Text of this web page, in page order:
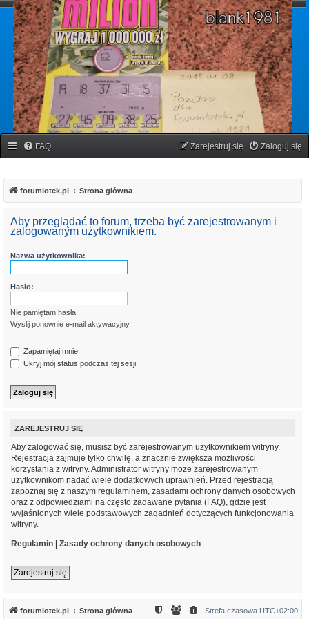
forumlotek.pl
Forum gier liczbowych
FAQ Zaloguj się
Zarejestruj się
forumlotek.pl Strona główna
Aby przeglądać to forum, trzeba być zarejestrowanym i
zalogowanym użytkownikiem.
Nazwa użytkownika:
Hasło:
Nie pamiętam hasła
Wyślij ponownie e-mail aktywacyjny
Zapamiętaj mnie
Ukryj mój status podczas tej sesji
ZAREJESTRUJ SIĘ
Aby zalogować się, musisz być zarejestrowanym użytkownikiem witryny.
Rejestracja zajmuje tylko chwilę, a znacznie zwiększa możliwości
korzystania z witryny. Administrator witryny może zarejestrowanym
użytkownikom nadać wiele dodatkowych uprawnień. Przed rejestracją
zapoznaj się z naszym regulaminem, zasadami ochrony danych osobowych
oraz z odpowiedziami na często zadawane pytania (FAQ), gdzie jest
wyjaśnionych wiele podstawowych zagadnień dotyczących funkcjonowania
witryny.
Regulamin
Zasady ochrony danych osobowych
Zarejestruj się
forumlotek.pl Strona główna Strefa czasowa UTC+02:00